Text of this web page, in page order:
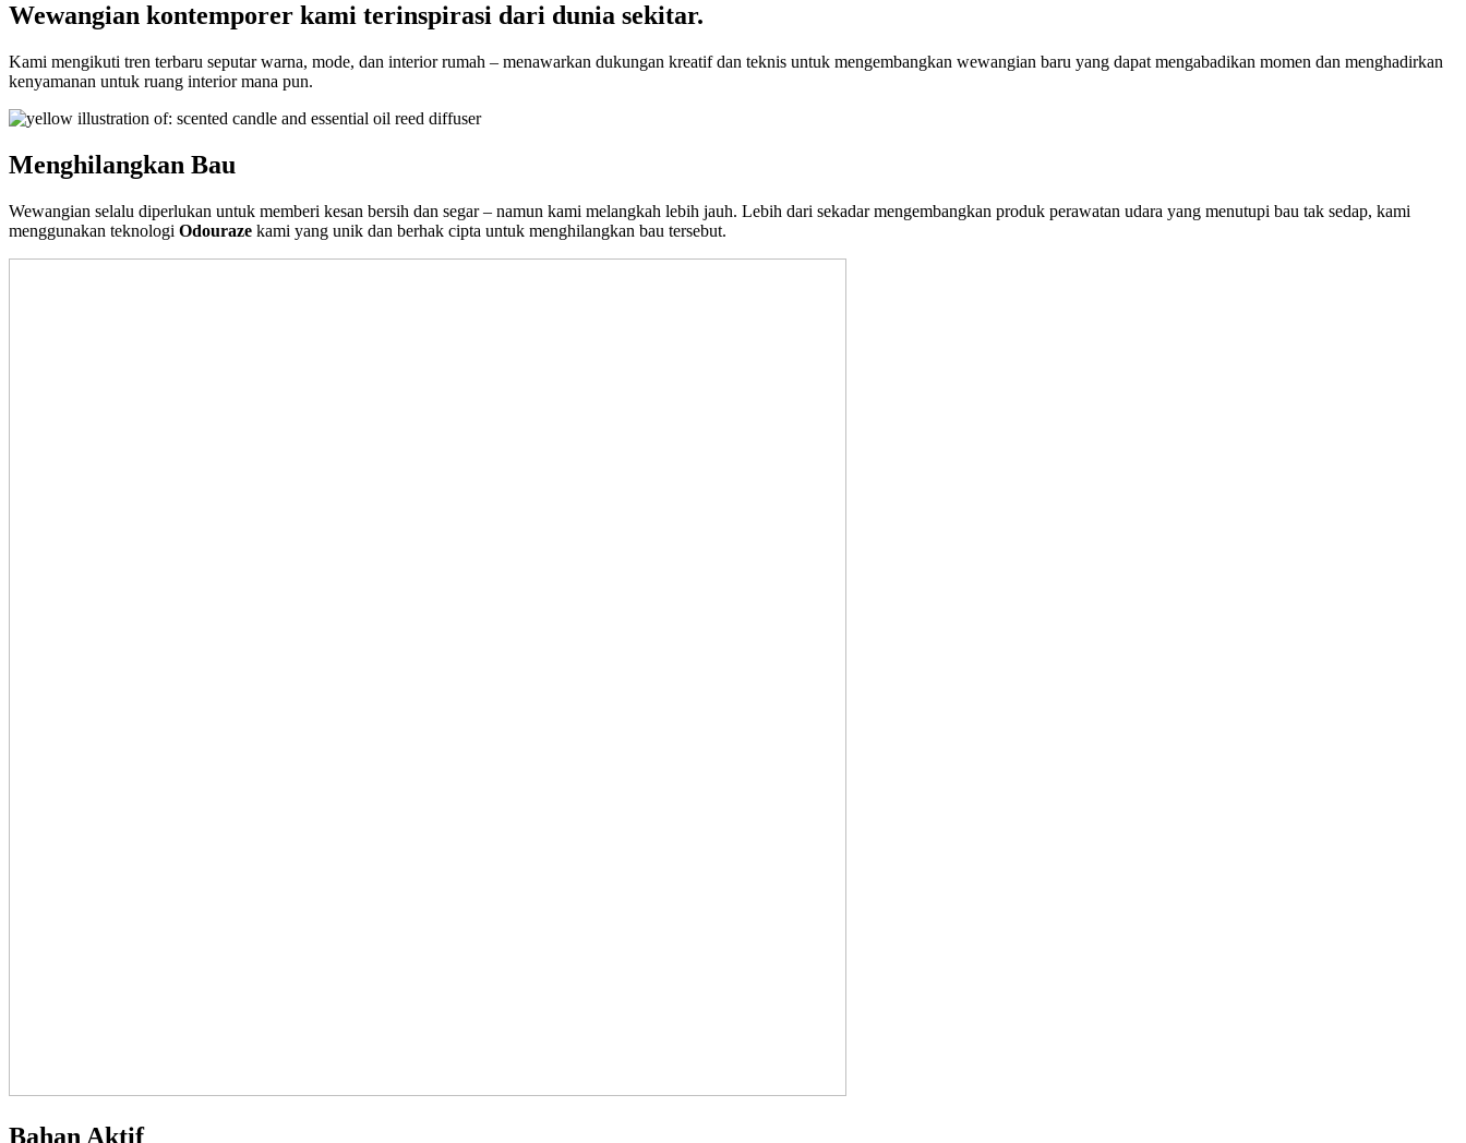
Wewangian kontemporer kami terinspirasi dari dunia sekitar.
Kami mengikuti tren terbaru seputar warna, mode, dan interior rumah – menawarkan dukungan kreatif dan teknis untuk mengembangkan wewangian baru yang dapat mengabadikan momen dan menghadirkan
kenyamanan untuk ruang interior mana pun.
Menghilangkan Bau
Wewangian selalu diperlukan untuk memberi kesan bersih dan segar – namun kami melangkah lebih jauh. Lebih dari sekadar mengembangkan produk perawatan udara yang menutupi bau tak sedap, kami
menggunakan teknologi Odouraze kami yang unik dan berhak cipta untuk menghilangkan bau tersebut.
Bahan Aktif